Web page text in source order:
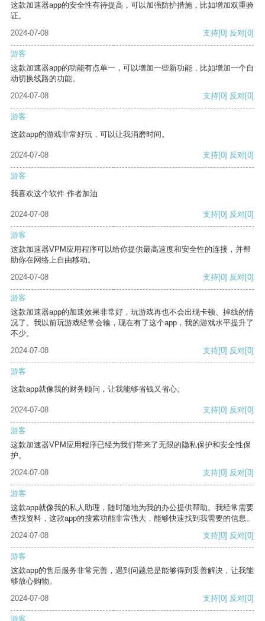
这款加速器app的安全性有待提高，可以加强防护措施，比如增加双重验
证。
2024-07-08
支持[0] 反对[0]
游客
这款加速器app的功能有点单一，可以增加一些新功能，比如增加一个自
动切换线路的功能。
2024-07-08
支持[0] 反对[0]
游客
这款app的游戏非常好玩，可以让我消磨时间。
2024-07-08 支持[0] 反对[0]
游客
我喜欢这个软件 作者加油
2024-07-08 支持[0] 反对[0]
游客
这款加速器VPM应用程序可以给你提供最高速度和安全性的连接，并帮
助你在网络上自由移动。
2024-07-08
支持[0] 反对[0]
游客
这款加速器app的加速效果非常好，玩游戏再也不会出现卡顿、掉线的情
况了。我以前玩游戏经常会输，现在有了这个app，我的游戏水平提升了
不少。
2024-07-08
支持[0] 反对[0]
游客
这款app就像我的财务顾问，让我能够省钱又省心。
2024-07-08 支持[0] 反对[0]
游客
这款加速器VPM应用程序已经为我们带来了无限的隐私保护和安全性保
护。
2024-07-08
支持[0] 反对[0]
游客
这款app就像我的私人助理，随时随地为我的办公提供帮助。我经常需要
查找资料，这款app的搜索功能非常强大，能够快速找到我需要的信息。
2024-07-08
支持[0] 反对[0]
游客
这款app的售后服务非常完善，遇到问题总是能够得到妥善解决，让我能
够放心购物。
2024-07-08
支持[0] 反对[0]
游客